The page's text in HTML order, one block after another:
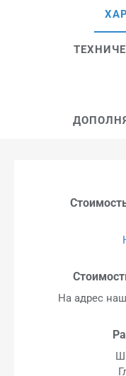
На адрес